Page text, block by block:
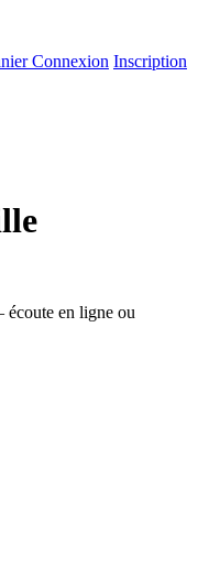
Connexion Inscription
en ligne ou